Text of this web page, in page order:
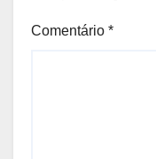
Comentário *